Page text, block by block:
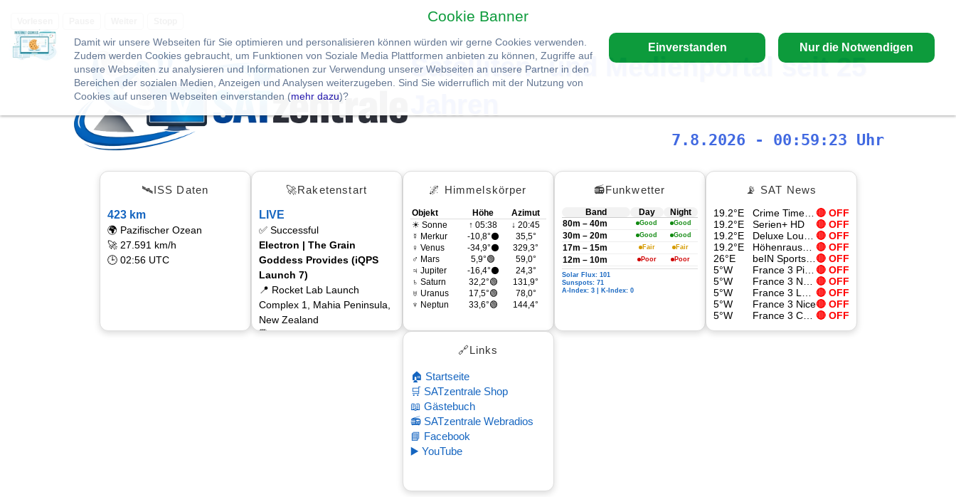
Cookie Banner
Damit wir unsere Webseiten für Sie optimieren und personalisieren können würden wir gerne Cookies verwenden.
Zudem werden Cookies gebraucht, um Funktionen von Soziale Media Plattformen anbieten zu können, Zugriffe auf
unsere Webseiten zu analysieren und Informationen zur Verwendung unserer Webseiten an unsere Partner in den
Bereichen der sozialen Medien, Anzeigen und Analysen weiterzugeben. Sind Sie widerruflich mit der Nutzung von
Cookies auf unseren Webseiten einverstanden (mehr dazu)?
Einverstanden Nur die Notwendigen
Satelliten- und Medienportal seit 25
7.8.2026 - 00:59:24 Uhr
🛰ISS Daten
423 km
🌍 Pazifischer Ozean
🚀 27.591 km/h
🕒 02:56 UTC
🚀Raketenstart
LIVE
✅ Successful
Electron | The Grain
Goddess Provides (iQPS
Launch 7)
📍 Rocket Lab Launch
Complex 1, Mahia Peninsula,
New Zealand
🗓 06.08.2026 11:18
🌌 Himmelskörper
Objekt Höhe
Azimut
☀ Sonne
↑ 05:38
↓ 20:45
☿ Merkur
-10,8°⚫
35,5°
♀ Venus
-34,9°⚫
329,3°
♂ Mars
5,9°🟢
59,0°
♃ Jupiter
-16,4°⚫
24,3°
♄ Saturn
32,2°🟢
131,9°
♅ Uranus
17,5°🟢
78,0°
♆ Neptun
33,6°🟢 144,4°
📻Funkwetter
Band Day
Night
80m – 40m
Good Good
30m – 20m Good Good
17m – 15m Fair Fair
12m – 10m Poor Poor
Solar Flux: 101
Sunspots: 71
A-Index: 3 | K-Index: 0
📡 SAT News
19.2°E Crime Time HD
🔴 OFF
19.2°E
Serien+ HD
🔴 OFF
19.2°E
🔴 OFF
19.2°E
Höhenrausch HD
🔴 OFF
26°E
beIN Sports 4K 🔴 OFF
5°W
France 3 Picardie
🔴 OFF
5°W
🔴 OFF
5°W
🔴 OFF
5°W
France 3 Nice🔴 OFF
5°W
France 3 Champagne-Ardennes 🔴 OFF
🔗Links
🏠 Startseite
🛒 SATzentrale Shop
📖 Gästebuch
📻 SATzentrale Webradios
📘 Facebook
▶️ YouTube